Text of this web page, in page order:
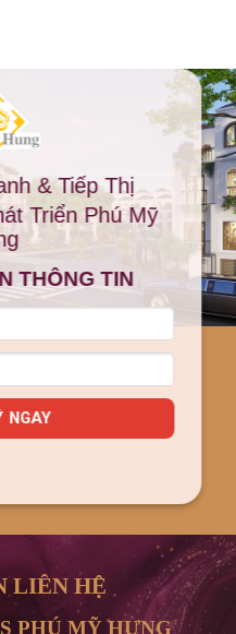
& Tiếp Thị
Triển Phú Mỹ
THÔNG TIN
LIÊN HỆ
PHÚ MỸ HƯNG